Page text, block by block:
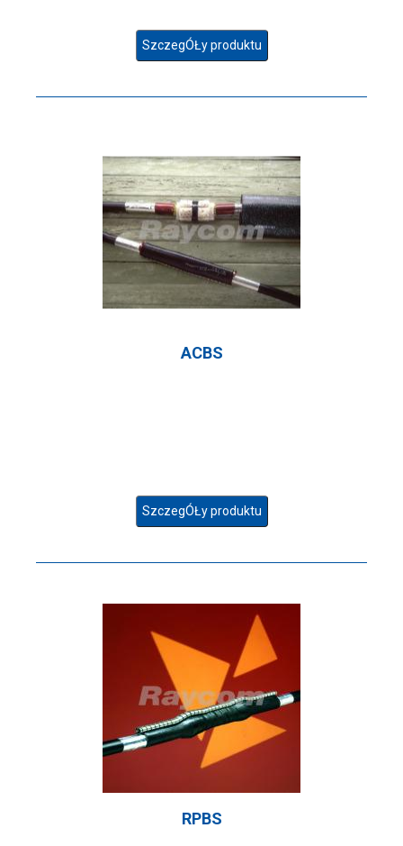
SzczegÓŁy produktu
ACBS
SzczegÓŁy produktu
RPBS